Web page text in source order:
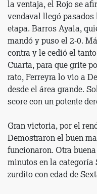
la ventaja, el Rojo se
vendaval llegó pasados
etapa. Barros Ayala,
mandó y puso el 2-0.
contra y le cedió el
Cuarta, para que grite
rato, Ferreyra lo vio a
desde el área grande.
score con un potente
Gran victoria, por el
Demostraron el buen
funcionaron. Otra
minutos en la categoría
zurdito con edad de